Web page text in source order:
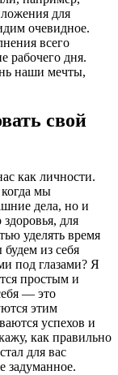
для
очевидное.
всего
рабочего дня.
наши мечты,
свой
как личности.
мы
дела, но и
для
уделять время
будем из себя
под глазами? Я
простым и
— это
этим
успехов и
как правильно
для вас
задуманное.